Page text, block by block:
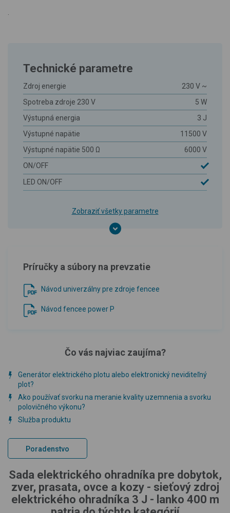
Technické parametre
Zdroj energie
230 V ~
Spotreba zdroje 230 V
5 W
Výstupná energia
3 J
Výstupné napätie
11500 V
Výstupné napätie 500 Ω
6000 V
ON/OFF
LED ON/OFF
Zobraziť všetky parametre
Príručky a súbory na prevzatie
Návod univerzálny pre zdroje fencee
Návod fencee power P
Čo vás najviac zaujíma?
Generátor elektrického plotu alebo elektronický neviditeľný
plot?
Ako používať svorku na meranie kvality uzemnenia a svorku
polovičného výkonu?
Služba produktu
Poradenstvo
Sada elektrického ohradníka pre dobytok,
zver, prasata, ovce a kozy - sieťový zdroj
elektrického ohradníka 3 J - lanko 400 m